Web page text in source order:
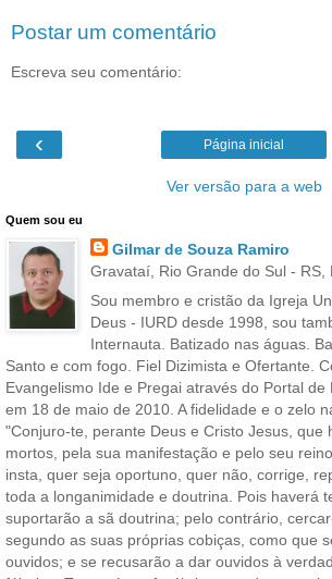
Postar um comentário
Escreva seu comentário:
‹ Página inicial
Ver versão para a web
Quem sou eu
Gilmar de Souza Ramiro
Gravataí, Rio Grande do Sul - RS,
Sou membro e cristão da Igreja
Deus - IURD desde 1998, sou
Internauta. Batizado nas águas.
Santo e com fogo. Fiel Dizimista e Ofertante.
Evangelismo Ide e Pregai através do Portal de
em 18 de maio de 2010. A fidelidade e o zelo
"Conjuro-te, perante Deus e Cristo Jesus, que
mortos, pela sua manifestação e pelo seu
insta, quer seja oportuno, quer não, corrige,
toda a longanimidade e doutrina. Pois haverá
suportarão a sã doutrina; pelo contrário,
segundo as suas próprias cobiças, como que
ouvidos; e se recusarão a dar ouvidos à